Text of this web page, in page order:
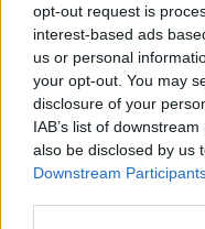
opt-out request is
interest-based ads
us or personal
your opt-out. You may
disclosure of your
IAB’s list of
also be disclosed by us
Downstream